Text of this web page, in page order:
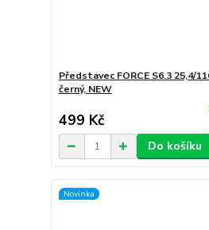
Představec FORCE S6.3 25,4/
černý, NEW
499 Kč
Do košíku
Novinka